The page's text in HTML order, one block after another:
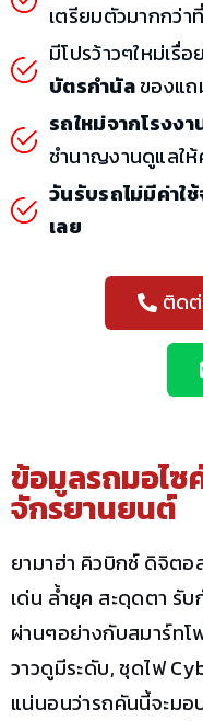
เตรียมตัวมากกว่า
มีโปรว้าวๆใหม่เรื่
บัตรกำนัลของแถ
รถใหม่จากโรงง
ชำนาญงานดูแลใ
วันรับรถไม่มีค่าใ
เลย
ติดต่
ข้อมูลรถมอไซ
จักรยานยนต์
ยามาฮ่า คิวบิกซ์ ดิจิต
เด่น ล้ำยุค สะดุดตา รั
ผ่านๆอย่างกับสมาร์ท
วาวดูมีระดับ, ชุดไฟ
แน่นอนว่ารถคันนี้จะมอ